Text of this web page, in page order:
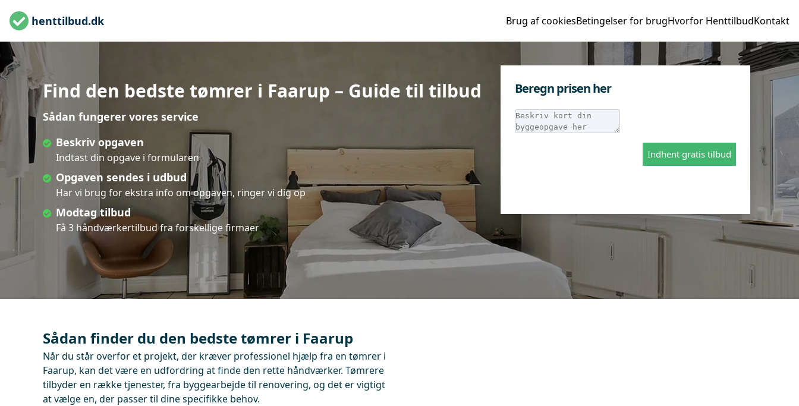
henttilbud.dk Brug af cookiesBetingelser for brugHvorfor HenttilbudKontakt
Find den bedste tømrer i Faarup – Guide til tilbud
Sådan fungerer vores service
Beskriv opgaven
Indtast din opgave i formularen
Opgaven sendes i udbud
Har vi brug for ekstra info om opgaven, ringer vi dig op
Modtag tilbud
Få 3 håndværkertilbud fra forskellige firmaer
Beregn prisen her
Indhent gratis tilbud
Sådan finder du den bedste tømrer i Faarup
Når du står overfor et projekt, der kræver professionel hjælp fra en tømrer i
Faarup, kan det være en udfordring at finde den rette håndværker. Tømrere
tilbyder en række tjenester, fra byggearbejde til renovering, og det er vigtigt
at vælge en, der passer til dine specifikke behov.